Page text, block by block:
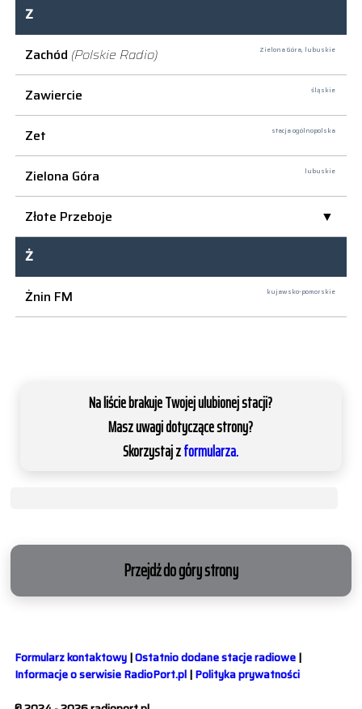
Z
Zachód (Polskie Radio) Zielona Góra, lubuskie
Zawiercie śląskie
Zet stacja ogólnopolska
Zielona Góra lubuskie
Złote Przeboje
Ż
Żnin FM
kujawsko-pomorskie
Na liście brakuje Twojej ulubionej stacji?
Masz uwagi dotyczące strony?
Skorzystaj zformularza.
Przejdź do góry strony
Formularz kontaktowy|Ostatnio dodane stacje radiowe|
Informacje o serwisie RadioPort.pl|Polityka prywatności